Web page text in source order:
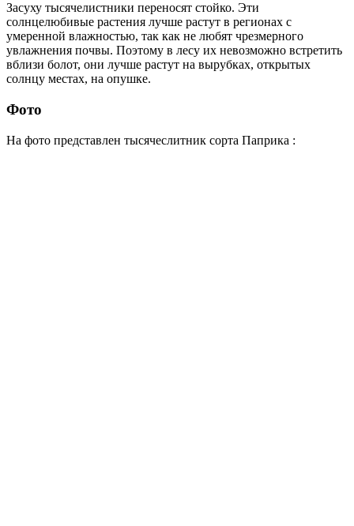
Засуху тысячелистники переносят стойко. Эти
солнцелюбивые растения лучше растут в регионах с
умеренной влажностью, так как не любят чрезмерного
увлажнения почвы. Поэтому в лесу их невозможно встретить
вблизи болот, они лучше растут на вырубках, открытых
солнцу местах, на опушке.
Фото
На фото представлен тысячеслитник сорта Паприка :